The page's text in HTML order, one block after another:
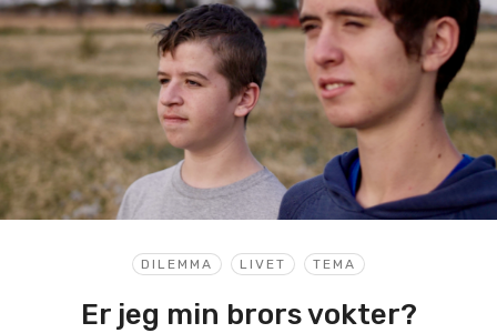
DILEMMA LIVET TEMA
Er jeg min brors vokter?